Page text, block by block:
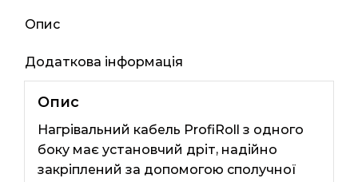
Опис
Додаткова інформація
Опис
Нагрівальний кабель ProfiRoll з одного
боку має установчий дріт, надійно
закріплений за допомогою сполучної